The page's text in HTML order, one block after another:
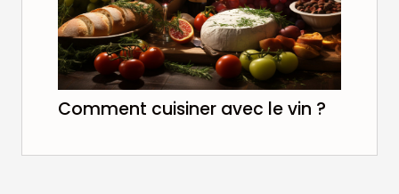
Comment cuisiner avec le vin ?